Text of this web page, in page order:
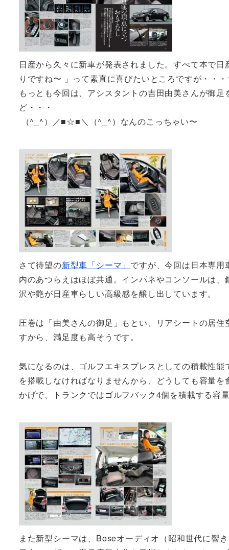
日産から久々に新車が発表されました。すべて本で
りですね〜 」って素直に喜びたいところですが・・
もっとも今回は、アシスタントの吉田由美さんが御
ど・・・
（^_^）／■☆■＼（^_^）なんのこっちゃい〜
さて待望の新型車「シーマ」 ですが、今回は日本専
内のあつらえはほぼ共通。インパネやコンソールは
沢や艶が日産車らしい高級感を醸し出しています。
圧巻は「由美さんの御足」もとい、リアシートの居
すから、満足度も高そうです。
気になるのは、ゴルフエキスプレスとしての積載性
を搭載しなければなりませんから、どうしても容量
かげで、トランクではゴルフバック4個を積載する容
また新型シーマは、Boseオーディオ（昭和世代に響